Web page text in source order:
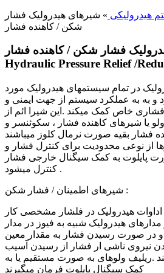
هیدرولیکی » شیرهای هیدرولیک فشار
شکن / کاهنده فشار
فشار شکن / کاهنده فشار
Hydraulic Pressure Relief /
در تمام سیستمهای هیدرولیک مورد
و به به عملکرد سیستم از جهت ایمنی و
خاص کمک میکند .این شیرا ائم از
یا شیرهای کاهنده فشار ، سکوئنسر و
فشار بقیه صورت نرمال کلوز میباشند
از نوعی محدودیت برای کنترل فشار و
پایلوت به کمک سیگنال خارجی فشار
کنترل میشود .
شیرهای اطمینان / فشار شکن :
اداوات هیدرولیک در فلشار مشخصی کار
هیدرولیک شبیه به فیوز در مدار
و در صورت رسیدن فشار به مقدار معین
نیروی ناشی ار فشار از رسیدن آسیب
.ریلیف ولوهای به صورت مستقیم یا به
کمک سیگنال پایلوت فرمان میگیرند